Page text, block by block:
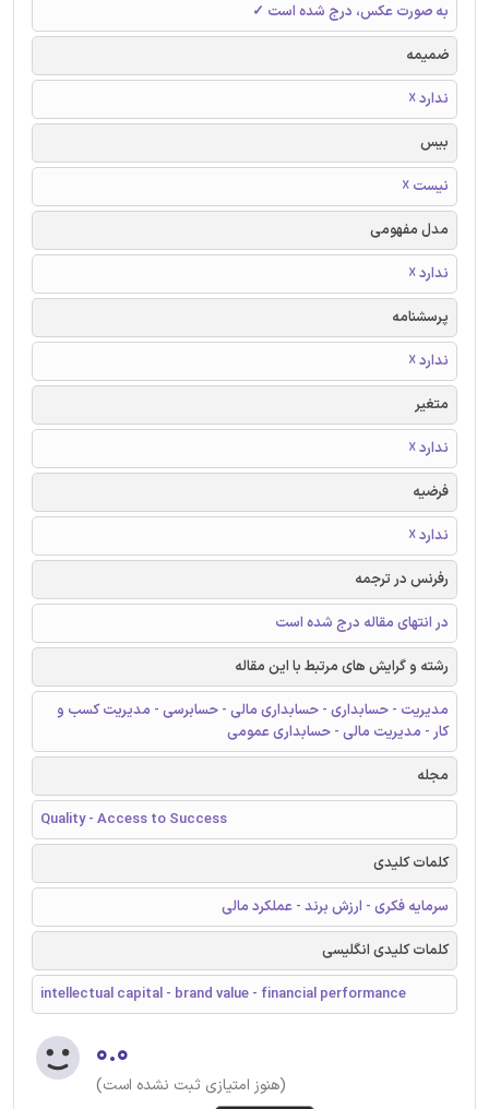
به صورت عکس، درج شده است ✓
ضمیمه
ندارد ☓
بیس
نیست ☓
مدل مفهومی
ندارد ☓
پرسشنامه
ندارد ☓
متغیر
ندارد ☓
فرضیه
ندارد ☓
رفرنس در ترجمه
در انتهای مقاله درج شده است
رشته و گرایش های مرتبط با این مقاله
مدیریت - حسابداری - حسابداری مالی - حسابرسی - مدیریت کسب و
کار - مدیریت مالی - حسابداری عمومی
مجله
Quality - Access to Success
کلمات کلیدی
سرمایه فکری - ارزش برند - عملکرد مالی
کلمات کلیدی انگلیسی
intellectual capital - brand value - financial performance
۰.۰
(هنوز امتیازی ثبت نشده است)